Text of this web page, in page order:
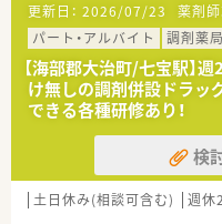
更新日： 2026/07/23 薬剤師
パート・アルバイト
調剤薬局
【海部郡大治町/七宝駅】
け無しの調剤併設ドラ
できる各種研修あり！
検
土日休み(相談可含む) 週休